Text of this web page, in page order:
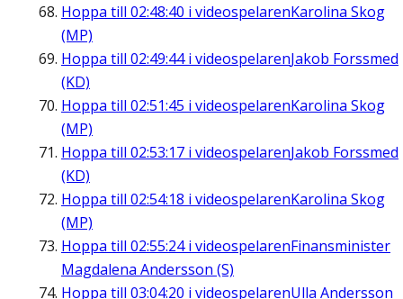
Hoppa till 02:48:40 i videospelarenKarolina Skog
(MP)
Hoppa till 02:49:44i videospelarenJakob Forssmed
(KD)
Hoppa till 02:51:45 i videospelarenKarolina Skog
(MP)
Hoppa till 02:53:17 i videospelarenJakob Forssmed
(KD)
Hoppa till 02:54:18 i videospelarenKarolina Skog
(MP)
Hoppa till 02:55:24i videospelarenFinansminister
Magdalena Andersson (S)
Hoppa till 03:04:20 i videospelarenUlla Andersson